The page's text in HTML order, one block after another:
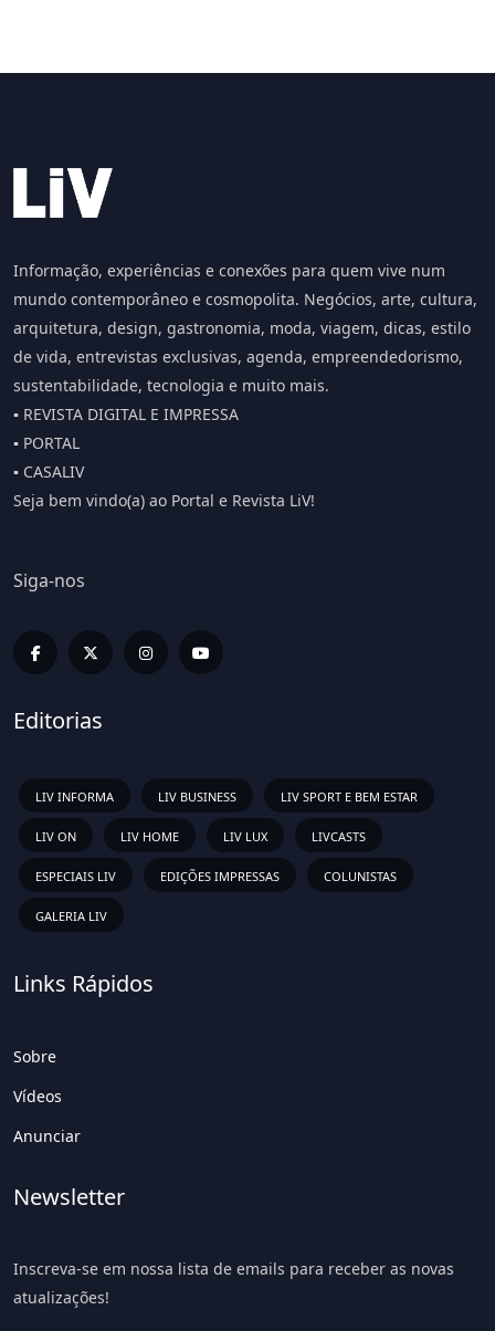
Informação, experiências e conexões para quem vive num
mundo contemporâneo e cosmopolita. Negócios, arte, cultura,
arquitetura, design, gastronomia, moda, viagem, dicas, estilo
de vida, entrevistas exclusivas, agenda, empreendedorismo,
sustentabilidade, tecnologia e muito mais.
▪️ REVISTA DIGITAL E IMPRESSA
▪️ PORTAL
▪️ CASALIV
Seja bem vindo(a) ao Portal e Revista LiV!
Siga-nos
Editorias
LIV INFORMA LIV BUSINESS LIV SPORT E BEM ESTAR
LIV ON LIV HOME LIV LUX LIVCASTS
ESPECIAIS LIV EDIÇÕES IMPRESSAS COLUNISTAS
GALERIA LIV
Links Rápidos
Sobre
Vídeos
Anunciar
Newsletter
Inscreva-se em nossa lista de emails para receber as novas
atualizações!